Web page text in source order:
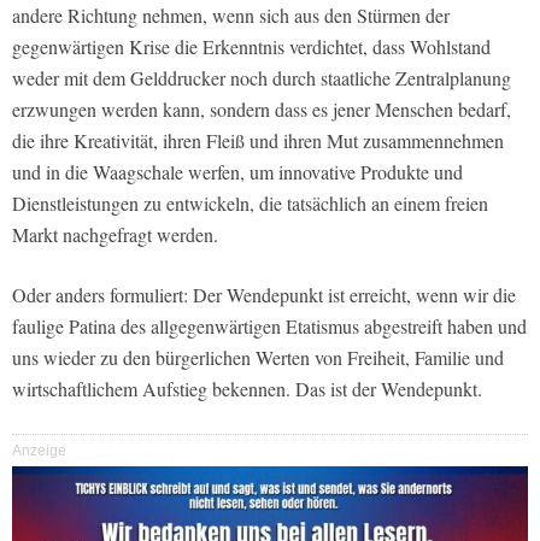
andere Richtung nehmen, wenn sich aus den Stürmen der
gegenwärtigen Krise die Erkenntnis verdichtet, dass Wohlstand
weder mit dem Gelddrucker noch durch staatliche Zentralplanung
erzwungen werden kann, sondern dass es jener Menschen bedarf,
die ihre Kreativität, ihren Fleiß und ihren Mut zusammennehmen
und in die Waagschale werfen, um innovative Produkte und
Dienstleistungen zu entwickeln, die tatsächlich an einem freien
Markt nachgefragt werden.
Oder anders formuliert: Der Wendepunkt ist erreicht, wenn wir die
faulige Patina des allgegenwärtigen Etatismus abgestreift haben und
uns wieder zu den bürgerlichen Werten von Freiheit, Familie und
wirtschaftlichem Aufstieg bekennen. Das ist der Wendepunkt.
Anzeige